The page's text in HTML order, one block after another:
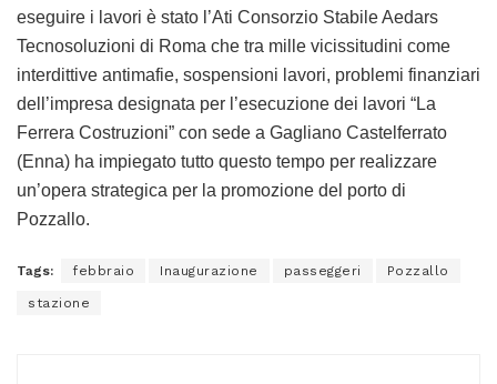
eseguire i lavori è stato l’Ati Consorzio Stabile Aedars
Tecnosoluzioni di Roma che tra mille vicissitudini come
interdittive antimafie, sospensioni lavori, problemi finanziari
dell’impresa designata per l’esecuzione dei lavori “La
Ferrera Costruzioni” con sede a Gagliano Castelferrato
(Enna) ha impiegato tutto questo tempo per realizzare
un’opera strategica per la promozione del porto di
Pozzallo.
Tags: febbraio Inaugurazione passeggeri Pozzallo
stazione